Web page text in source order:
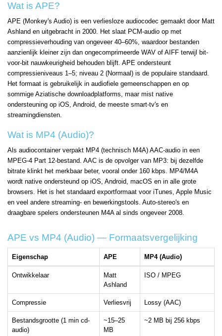
Wat is APE?
APE (Monkey's Audio) is een verliesloze audiocodec gemaakt door Matt
Ashland en uitgebracht in 2000. Het slaat PCM-audio op met
compressieverhouding van ongeveer 40–60%, waardoor bestanden
aanzienlijk kleiner zijn dan ongecomprimeerde WAV of AIFF terwijl bit-
voor-bit nauwkeurigheid behouden blijft. APE ondersteunt
compressieniveaus 1–5; niveau 2 (Normaal) is de populaire standaard.
Het formaat is gebruikelijk in audiofiele gemeenschappen en op
sommige Aziatische downloadplatforms, maar mist native
ondersteuning op iOS, Android, de meeste smart-tv's en
streamingdiensten.
Wat is MP4 (Audio)?
Als audiocontainer verpakt MP4 (technisch M4A) AAC-audio in een
MPEG-4 Part 12-bestand. AAC is de opvolger van MP3: bij dezelfde
bitrate klinkt het merkbaar beter, vooral onder 160 kbps. MP4/M4A
wordt native ondersteund op iOS, Android, macOS en in alle grote
browsers. Het is het standaard exportformaat voor iTunes, Apple Music
en veel andere streaming- en bewerkingstools. Auto-stereo's en
draagbare spelers ondersteunen M4A al sinds ongeveer 2008.
APE vs MP4 (Audio) — Formaatsvergelijking
Eigenschap APE MP4 (Audio)
Ontwikkelaar
Matt
Ashland
ISO / MPEG
Compressie Verliesvrij Lossy (AAC)
Bestandsgrootte (1 min cd-
audio)
~15–25
MB
~2 MB bij 256 kbps